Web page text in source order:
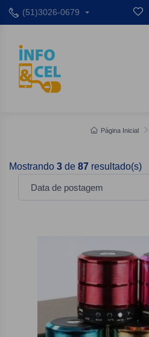
(51)3026-0679
Página Inicial
Mostrando 3 de 87 resultado(s)